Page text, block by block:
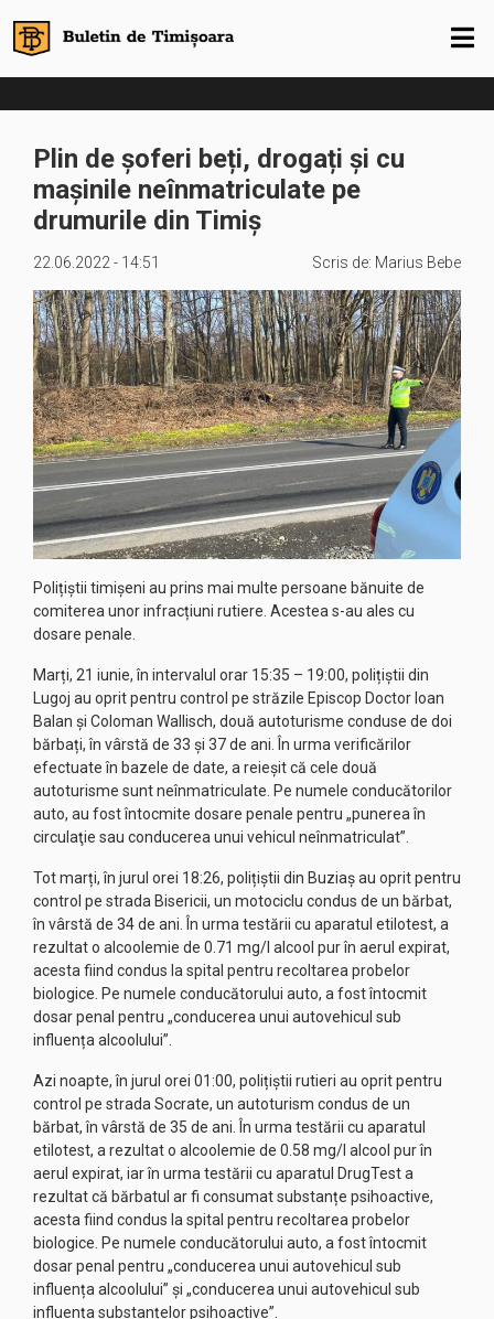
Plin de șoferi beți, drogați și cu
mașinile neînmatriculate pe
drumurile din Timiș
22.06.2022 - 14:51 Scris de: Marius Bebe
Polițiștii timișeni au prins mai multe persoane bănuite de
comiterea unor infracțiuni rutiere. Acestea s-au ales cu
dosare penale.
Marți, 21 iunie, în intervalul orar 15:35 – 19:00, polițiștii din
Lugoj au oprit pentru control pe străzile Episcop Doctor Ioan
Balan și Coloman Wallisch, două autoturisme conduse de doi
bărbați, în vârstă de 33 și 37 de ani. În urma verificărilor
efectuate în bazele de date, a reieșit că cele două
autoturisme sunt neînmatriculate. Pe numele conducătorilor
auto, au fost întocmite dosare penale pentru „punerea în
circulaţie sau conducerea unui vehicul neînmatriculat”.
Tot marți, în jurul orei 18:26, polițiștii din Buziaș au oprit pentru
control pe strada Bisericii, un motociclu condus de un bărbat,
în vârstă de 34 de ani. În urma testării cu aparatul etilotest, a
rezultat o alcoolemie de 0.71 mg/l alcool pur în aerul expirat,
acesta fiind condus la spital pentru recoltarea probelor
biologice. Pe numele conducătorului auto, a fost întocmit
dosar penal pentru „conducerea unui autovehicul sub
influența alcoolului”.
Azi noapte, în jurul orei 01:00, polițiștii rutieri au oprit pentru
control pe strada Socrate, un autoturism condus de un
bărbat, în vârstă de 35 de ani. În urma testării cu aparatul
etilotest, a rezultat o alcoolemie de 0.58 mg/l alcool pur în
aerul expirat, iar în urma testării cu aparatul DrugTest a
rezultat că bărbatul ar fi consumat substanțe psihoactive,
acesta fiind condus la spital pentru recoltarea probelor
biologice. Pe numele conducătorului auto, a fost întocmit
dosar penal pentru „conducerea unui autovehicul sub
influența alcoolului” și „conducerea unui autovehicul sub
influența substanțelor psihoactive”.